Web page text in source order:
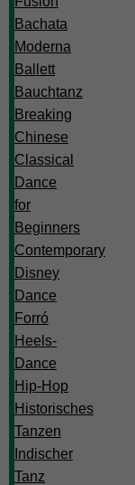
Bachata
Moderna
Ballett
Bauchtanz
Breaking
Chinese
Classical
Dance
for
Beginners
Contemporary
Disney
Dance
Forró
Heels-
Dance
Hip-Hop
Historisches
Tanzen
Indischer
Tanz